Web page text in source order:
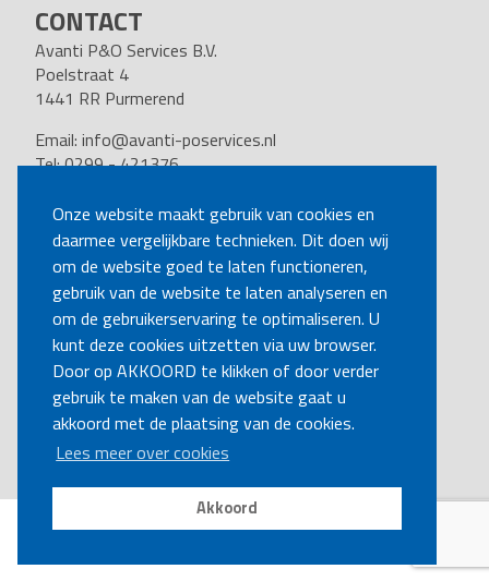
Onze website maakt gebruik van cookies en
daarmee vergelijkbare technieken. Dit doen wij
om de website goed te laten functioneren,
gebruik van de website te laten analyseren en
om de gebruikerservaring te optimaliseren. U
kunt deze cookies uitzetten via uw browser.
Door op AKKOORD te klikken of door verder
gebruik te maken van de website gaat u
akkoord met de plaatsing van de cookies.
Lees meer over cookies
Akkoord
CONTACT
Avanti P&O Services B.V.
Poelstraat 4
1441 RR Purmerend
Email: info@avanti-poservices.nl
Tel: 0299 - 421376
Kvk nummer: 37140121
VOLG ONS
BEL MIJ TERUG
MAAK EEN AFSPRAAK
Disclaimer|Privacy|Cookies